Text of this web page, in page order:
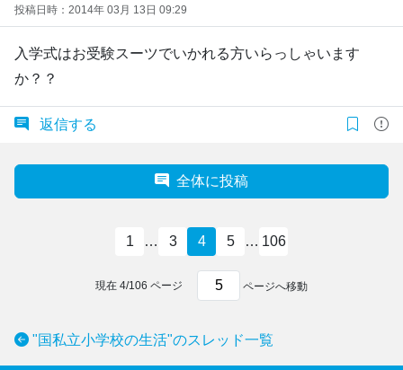
投稿日時：2014年 03月 13日 09:29
入学式はお受験スーツでいかれる方いらっしゃいます
か？？
返信する
全体に投稿
1 … 3 4 5 … 106
現在 4/106 ページ ページへ移動
"国私立小学校の生活"のスレッド一覧